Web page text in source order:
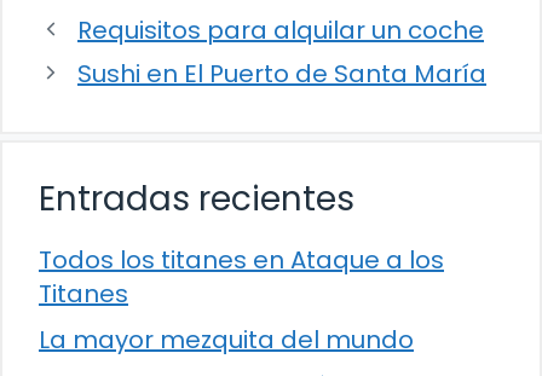
Requisitos para alquilar un coche
Sushi en El Puerto de Santa María
Entradas recientes
Todos los titanes en Ataque a los
Titanes
La mayor mezquita del mundo